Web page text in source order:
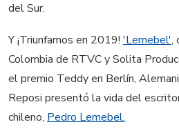
del Sur.
Y ¡Triunfamos en 2019! 'Lemebel',
Colombia de RTVC y Solita
el premio Teddy en Berlín,
Reposi presentó la vida del
chileno, Pedro Lemebel.